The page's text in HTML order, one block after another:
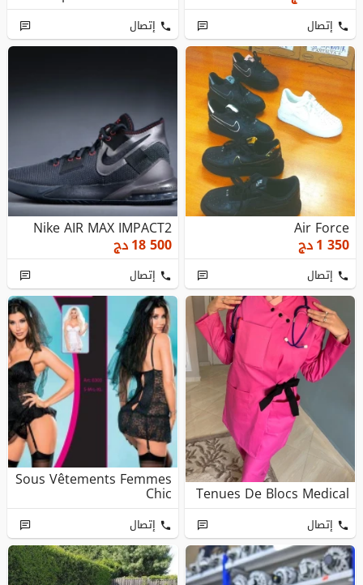
إتصال إتصال
Air Force
1 350دج
إتصال
Nike AIR MAX IMPACT2
18 500دج
إتصال
Tenues De Blocs Medical
إتصال
Sous Vêtements Femmes
Chic
إتصال